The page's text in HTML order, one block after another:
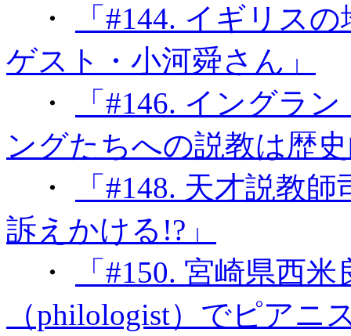
・
「#144. イギリス
ゲスト・小河舜さん」
・
「#146. イングラ
ングたちへの説教は歴
・
「#148. 天才説教
訴えかける!?」
・
「#150. 宮崎県西
（philologist）でピアニ